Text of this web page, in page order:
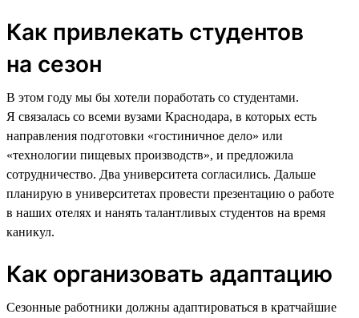
Как привлекать студентов
на сезон
В этом году мы бы хотели поработать со студентами.
Я связалась со всеми вузами Краснодара, в которых есть
направления подготовки «гостиничное дело» или
«технологии пищевых производств», и предложила
сотрудничество. Два университета согласились. Дальше
планирую в университетах провести презентацию о работе
в наших отелях и нанять талантливых студентов на время
каникул.
Как организовать адаптацию
Сезонные работники должны адаптироваться в кратчайшие